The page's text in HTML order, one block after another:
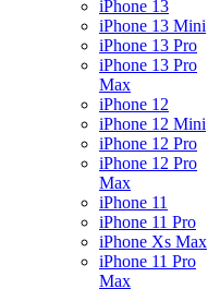
iPhone 13
iPhone 13 Mini
iPhone 13 Pro
iPhone 13 Pro
Max
iPhone 12
iPhone 12 Mini
iPhone 12 Pro
iPhone 12 Pro
Max
iPhone 11
iPhone 11 Pro
iPhone Xs Max
iPhone 11 Pro
Max